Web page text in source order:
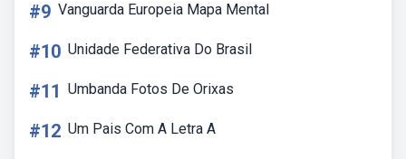
#9 Vanguarda Europeia Mapa Mental
#10 Unidade Federativa Do Brasil
#11 Umbanda Fotos De Orixas
#12 Um Pais Com A Letra A